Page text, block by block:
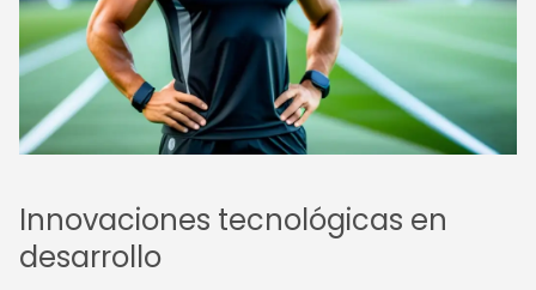
Innovaciones tecnológicas en
desarrollo